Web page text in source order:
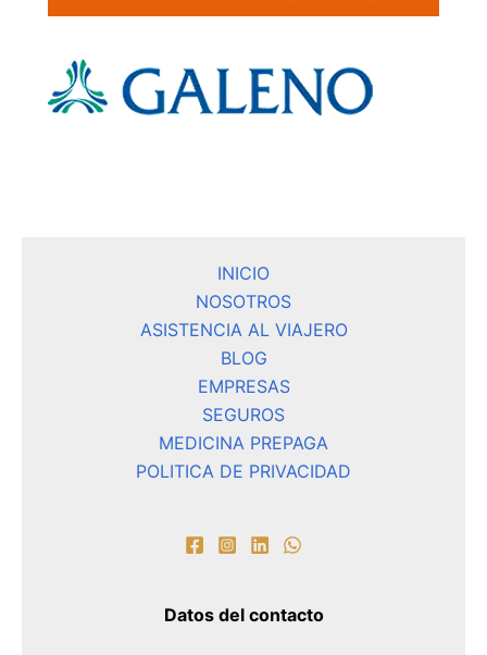
INICIO
NOSOTROS
ASISTENCIA AL VIAJERO
BLOG
EMPRESAS
SEGUROS
MEDICINA PREPAGA
POLITICA DE PRIVACIDAD
Datos del contacto